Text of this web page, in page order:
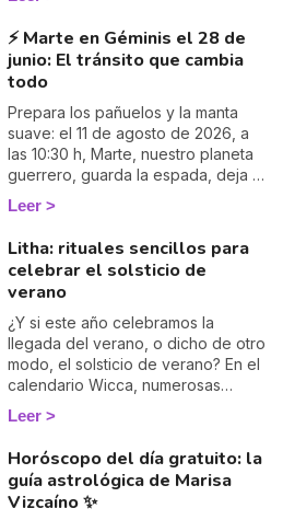
nunca nos cansamos de él. ¿Por
qué? Porque su precisión es
simplemente asombrosa. ¿Estás
atravesando un período de duda?
¿Una pregunta te obsesiona día y
noche? ¿Sientes que algo está
sucediendo en tu vida, pero no
logras ponerle palabras? El Oráculo
de Belline te responderá, sin
exactitud a veces desconcertante.
punto de inflexión, decisiones que
te mantienen despierto por la
noche... esta tirada completa es tu
mejor aliado para finalmente ver
claro, realmente claro.
⚡ Marte en Géminis el 28 de
junio: El tránsito que cambia
todo
Prepara los pañuelos y la manta
suave: el 11 de agosto de 2026, a
las 10:30 h, Marte, nuestro planeta
guerrero, guarda la espada, deja la
agitación mental de Géminis y se
acurruca en el signo tierno y lunar
septiembre aproximadamente.
Muchos astrólogos desprecian
este tránsito por considerarlo
«débil»… pero yo voy a mostrarte
por qué quizá sea uno de los más
profundamente humanos del año.
Sígueme: tu corazón lo va a
Leer
Litha: rituales sencillos para
celebrar el solsticio de
verano
¿Y si este año celebramos la
llegada del verano, o dicho de otro
modo, el solsticio de verano? En el
calendario Wicca, numerosas
festividades marcan el ritmo del
año y a menudo son la ocasión
para celebrar los cambios de
estación, la naturaleza y sus
transformaciones. El sabbat de
Litha, en la tradición Wicca, es la
Leer
Horóscopo del día gratuito: la
guía astrológica de Marisa
Vizcaíno ✨